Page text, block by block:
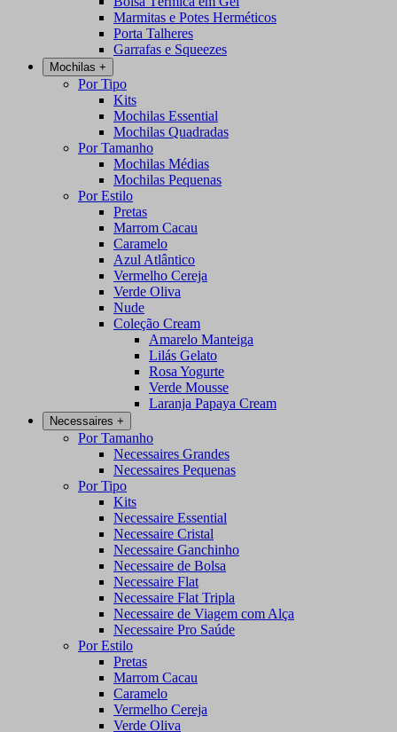
Marmitas e Potes Herméticos
Porta Talheres
Garrafas e Squeezes
Mochilas +
Por Tipo
Kits
Mochilas Essential
Mochilas Quadradas
Por Tamanho
Mochilas Médias
Mochilas Pequenas
Por Estilo
Pretas
Marrom Cacau
Caramelo
Azul Atlântico
Vermelho Cereja
Verde Oliva
Nude
Coleção Cream
Amarelo Manteiga
Lilás Gelato
Rosa Yogurte
Verde Mousse
Laranja Papaya Cream
Necessaires +
Por Tamanho
Necessaires Grandes
Necessaires Pequenas
Por Tipo
Kits
Necessaire Essential
Necessaire Cristal
Necessaire Ganchinho
Necessaire de Bolsa
Necessaire Flat
Necessaire Flat Tripla
Necessaire de Viagem com Alça
Necessaire Pro Saúde
Por Estilo
Pretas
Marrom Cacau
Caramelo
Vermelho Cereja
Verde Oliva